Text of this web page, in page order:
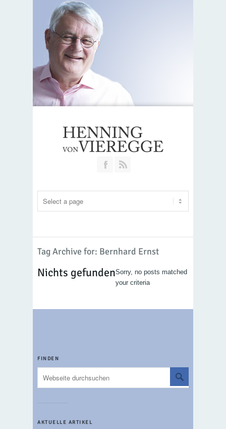
Join our Facebook Group
Tag Archive for: Bernhard Ernst
Nichts gefundenSorry, no posts matched
your criteria
FINDEN
AKTUELLE ARTIKEL